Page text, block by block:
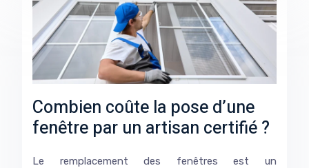
Combien coûte la pose d’une
fenêtre par un artisan certifié ?
Le remplacement des fenêtres est un